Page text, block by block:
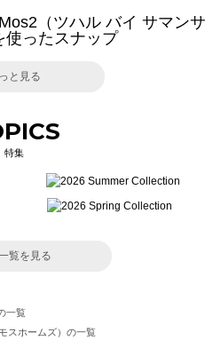
（ツハル バイ サマンサ
使ったスナップ
と見る
特集
覧を見る
一覧
スホームズ）の一覧